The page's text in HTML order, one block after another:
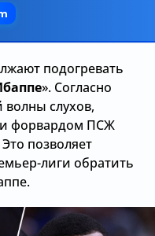
подогревать
». Согласно
слухов,
форвардом ПСЖ
позволяет
лиги обратить